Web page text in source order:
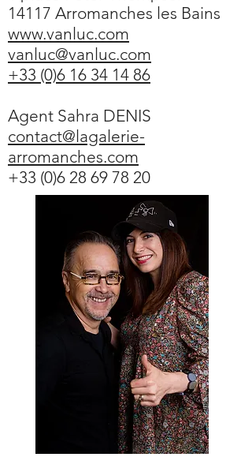
14117 Arromanches les Bains
www.vanluc.com
vanluc@vanluc.com
+33 (0)6 16 34 14 86
Agent Sahra DENIS
contact@lagalerie-
arromanches.com
+33 (0)6 28 69 78 20